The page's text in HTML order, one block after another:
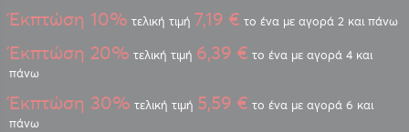
Έκπτώση 10% τελική τιμή 7,19 € το ένα με αγορά 2 και πάνω
Έκπτώση 20% τελική τιμή 6,39 € το ένα με αγορά 4 και
πάνω
Έκπτώση 30% τελική τιμή 5,59 € το ένα με αγορά 6 και
πάνω